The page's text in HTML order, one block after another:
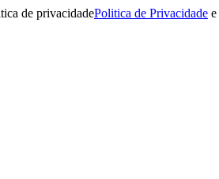
de privacidadePolitica de Privacidade e